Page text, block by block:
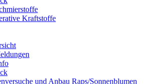
Kraftstoffe
und Anbau Raps/Sonnenblumen